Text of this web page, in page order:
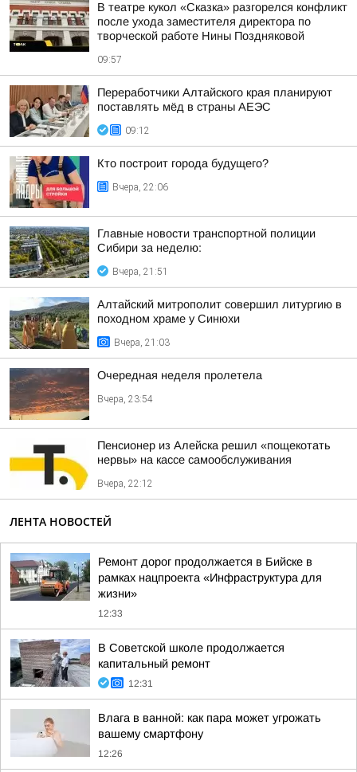
В театре кукол «Сказка» разгорелся конфликт
после ухода заместителя директора по
творческой работе Нины Поздняковой
09:57
Переработчики Алтайского края планируют
поставлять мёд в страны АЕЭС
09:12
Кто построит города будущего?
Вчера, 22:06
Главные новости транспортной полиции
Сибири за неделю:
Вчера, 21:51
Алтайский митрополит совершил литургию в
походном храме у Синюхи
Вчера, 21:03
Очередная неделя пролетела
Вчера, 23:54
Пенсионер из Алейска решил «пощекотать
нервы» на кассе самообслуживания
Вчера, 22:12
ЛЕНТА НОВОСТЕЙ
Ремонт дорог продолжается в Бийске в
рамках нацпроекта «Инфраструктура для
жизни»
12:33
В Советской школе продолжается
капитальный ремонт
12:31
Влага в ванной: как пара может угрожать
вашему смартфону
12:26